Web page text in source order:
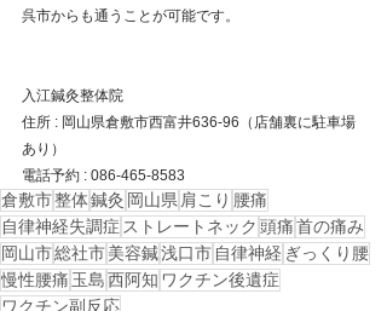
呉市からも通うことが可能です。
入江鍼灸整体院
住所 : 岡山県倉敷市西富井636-96（店舗裏に駐車場
あり）
電話予約 : 086-465-8583
倉敷市整体鍼灸 岡山県 肩こり 腰痛
自律神経失調症 ストレートネック 頭痛首の痛み
岡山市総社市美容鍼浅口市 自律神経 ぎっくり腰
慢性腰痛 玉島西阿知 ワクチン後遺症
ワクチン副反応